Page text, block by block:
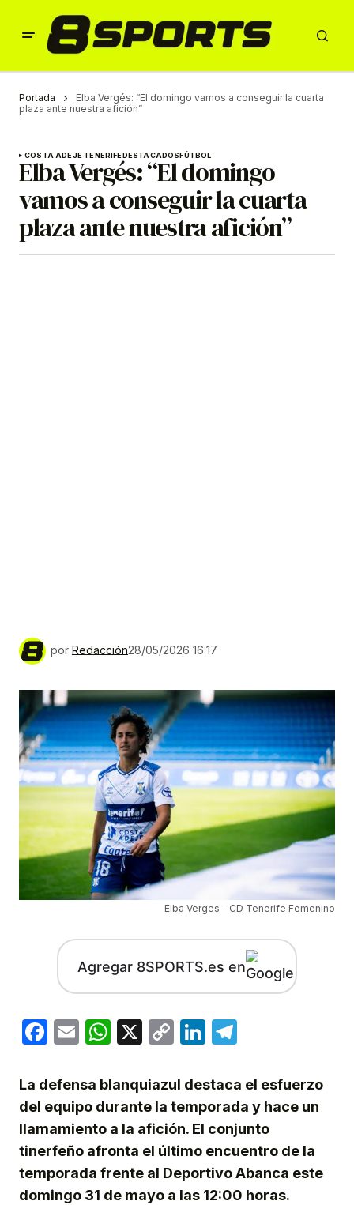
Portada
Elba Vergés: “El domingo vamos a conseguir la cuarta
plaza ante nuestra afición”
COSTA ADEJE TENERIFEDESTACADOSFÚTBOL
Elba Vergés: “El domingo
vamos a conseguir la cuarta
plaza ante nuestra afición”
por Redacción28/05/2026 16:17
Elba Verges - CD Tenerife Femenino
Agregar 8SPORTS.es en
Facebook
EmailWhatsApp
X
CopyLinkedIn
La defensa blanquiazul destaca el esfuerzo
del equipo durante la temporada y hace un
llamamiento a la afición. El conjunto
tinerfeño afronta el último encuentro de la
temporada frente al Deportivo Abanca este
domingo 31 de mayo a las 12:00 horas.